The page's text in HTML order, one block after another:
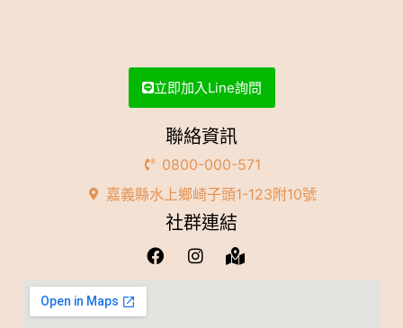
立即加入Line詢問
聯絡資訊
0800-000-571
嘉義縣水上鄉崎子頭1-123附10號
社群連結